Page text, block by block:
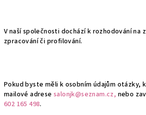
V naší společnosti dochází k rozhodování na
zpracování či profilování.
Pokud byste měli k osobním údajům otázky,
mailové adresesalonjk@seznam.cz, nebo
602 165 498.